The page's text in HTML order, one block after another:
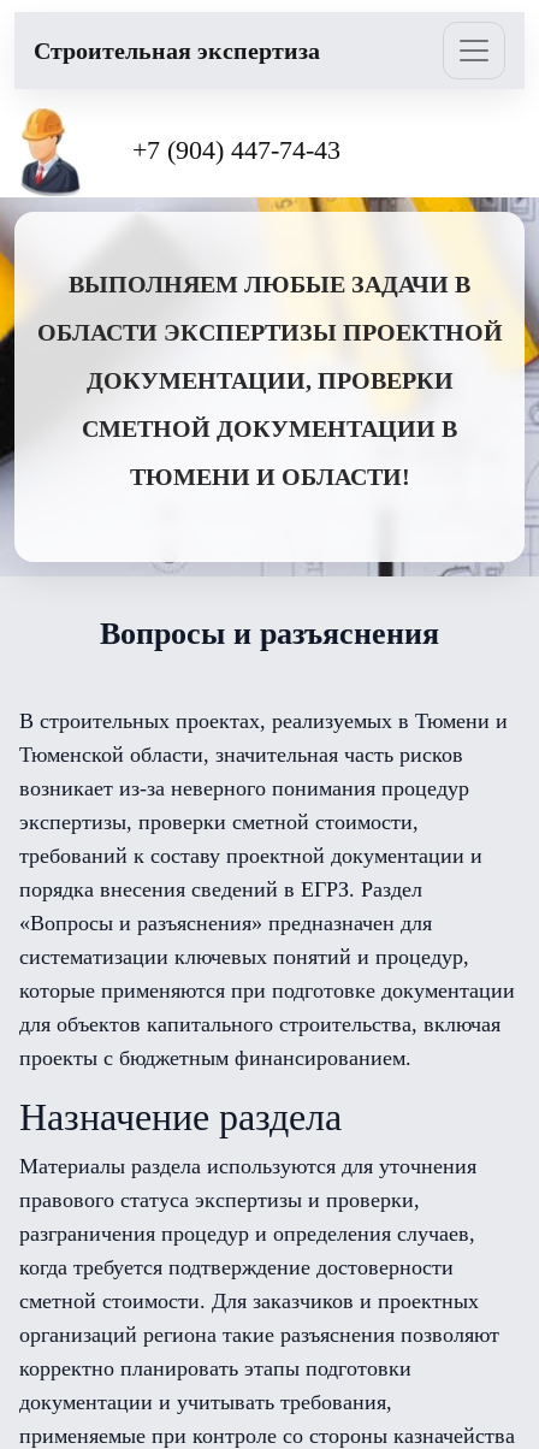
Cтроительная экспертиза
+7 (904) 447-74-43
ВЫПОЛНЯЕМ ЛЮБЫЕ ЗАДАЧИ В
ОБЛАСТИ ЭКСПЕРТИЗЫ ПРОЕКТНОЙ
ДОКУМЕНТАЦИИ, ПРОВЕРКИ
СМЕТНОЙ ДОКУМЕНТАЦИИ В
ТЮМЕНИ И ОБЛАСТИ!
Вопросы и разъяснения
В строительных проектах, реализуемых в Тюмени и
Тюменской области, значительная часть рисков
возникает из-за неверного понимания процедур
экспертизы, проверки сметной стоимости,
требований к составу проектной документации и
порядка внесения сведений в ЕГРЗ. Раздел
«Вопросы и разъяснения» предназначен для
систематизации ключевых понятий и процедур,
которые применяются при подготовке документации
для объектов капитального строительства, включая
проекты с бюджетным финансированием.
Назначение раздела
Материалы раздела используются для уточнения
правового статуса экспертизы и проверки,
разграничения процедур и определения случаев,
когда требуется подтверждение достоверности
сметной стоимости. Для заказчиков и проектных
организаций региона такие разъяснения позволяют
корректно планировать этапы подготовки
документации и учитывать требования,
применяемые при контроле со стороны казначейства